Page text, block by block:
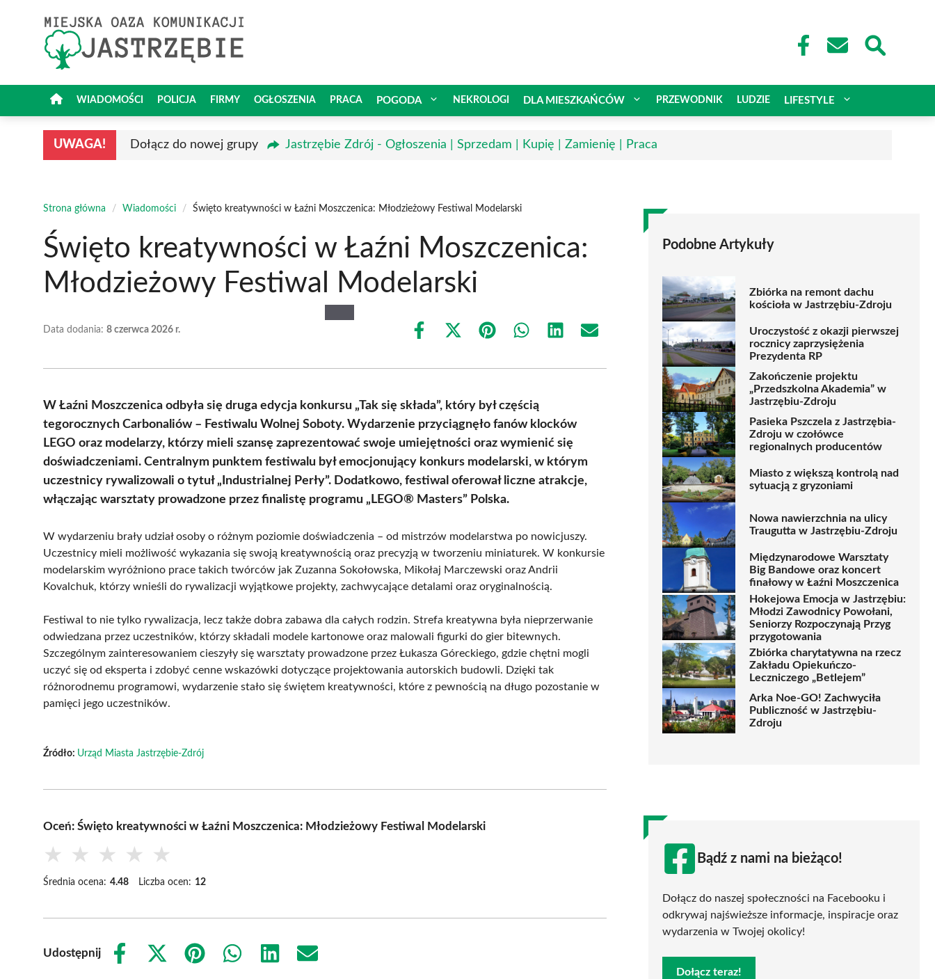
WIADOMOŚCI POLICJA FIRMY OGŁOSZENIA PRACA POGODA NEKROLOGI DLA MIESZKAŃCÓW PRZEWODNIK LUDZIE LIFESTYLE
UWAGA! Dołącz do nowej grupy Jastrzębie Zdrój - Ogłoszenia | Sprzedam | Kupię | Zamienię | Praca
Strona główna / Wiadomości / Święto kreatywności w Łaźni Moszczenica: Młodzieżowy Festiwal Modelarski
Święto kreatywności w Łaźni Moszczenica:
Młodzieżowy Festiwal Modelarski
Data dodania: 8 czerwca 2026 r.
Share
Share
(Twitter)
Share Share Share Share
W Łaźni Moszczenica odbyła się druga edycja konkursu „Tak się składa”, który był częścią
tegorocznych Carbonaliów – Festiwalu Wolnej Soboty. Wydarzenie przyciągnęło fanów klocków
LEGO oraz modelarzy, którzy mieli szansę zaprezentować swoje umiejętności oraz wymienić się
doświadczeniami. Centralnym punktem festiwalu był emocjonujący konkurs modelarski, w którym
uczestnicy rywalizowali o tytuł „Industrialnej Perły”. Dodatkowo, festiwal oferował liczne atrakcje,
włączając warsztaty prowadzone przez finalistę programu „LEGO® Masters” Polska.
W wydarzeniu brały udział osoby o różnym poziomie doświadczenia – od mistrzów modelarstwa po nowicjuszy.
Uczestnicy mieli możliwość wykazania się swoją kreatywnością oraz precyzją w tworzeniu miniaturek. W konkursie
modelarskim wyróżniono prace takich twórców jak Zuzanna Sokołowska, Mikołaj Marczewski oraz Andrii
Kovalchuk, którzy wnieśli do rywalizacji wyjątkowe projekty, zachwycające detalami oraz oryginalnością.
Festiwal to nie tylko rywalizacja, lecz także dobra zabawa dla całych rodzin. Strefa kreatywna była nieprzerwanie
odwiedzana przez uczestników, którzy składali modele kartonowe oraz malowali figurki do gier bitewnych.
Szczególnym zainteresowaniem cieszyły się warsztaty prowadzone przez Łukasza Góreckiego, gdzie chętni mogli
uczyć się od eksperta i zdobyć cenne wskazówki dotyczące projektowania autorskich budowli. Dzięki tak
różnorodnemu programowi, wydarzenie stało się świętem kreatywności, które z pewnością na długo pozostanie w
pamięci jego uczestników.
Źródło: Urząd Miasta Jastrzębie-Zdrój
Oceń: Święto kreatywności w Łaźni Moszczenica: Młodzieżowy Festiwal Modelarski
★ ★ ★ ★ ★
Średnia ocena: 4.48 Liczba ocen: 12
Udostępnij
Share
Share
Share
Share
Share
Share
Podobne Artykuły
Zbiórka na remont dachu
kościoła w Jastrzębiu-Zdroju
Uroczystość z okazji pierwszej
rocznicy zaprzysiężenia
Prezydenta RP
Zakończenie projektu
„Przedszkolna Akademia” w
Jastrzębiu-Zdroju
Pasieka Pszczela z Jastrzębia-
Zdroju w czołówce
regionalnych producentów
Miasto z większą kontrolą nad
sytuacją z gryzoniami
Nowa nawierzchnia na ulicy
Traugutta w Jastrzębiu-Zdroju
Międzynarodowe Warsztaty
Big Bandowe oraz koncert
finałowy w Łaźni Moszczenica
Hokejowa Emocja w Jastrzębiu:
Młodzi Zawodnicy Powołani,
Seniorzy Rozpoczynają Przyg
przygotowania
Zbiórka charytatywna na rzecz
Zakładu Opiekuńczo-
Leczniczego „Betlejem”
Arka Noe-GO! Zachwyciła
Publiczność w Jastrzębiu-
Zdroju
Bądź z nami na bieżąco!
Dołącz do naszej społeczności na Facebooku i
odkrywaj najświeższe informacje, inspiracje oraz
wydarzenia w Twojej okolicy!
Dołącz teraz!